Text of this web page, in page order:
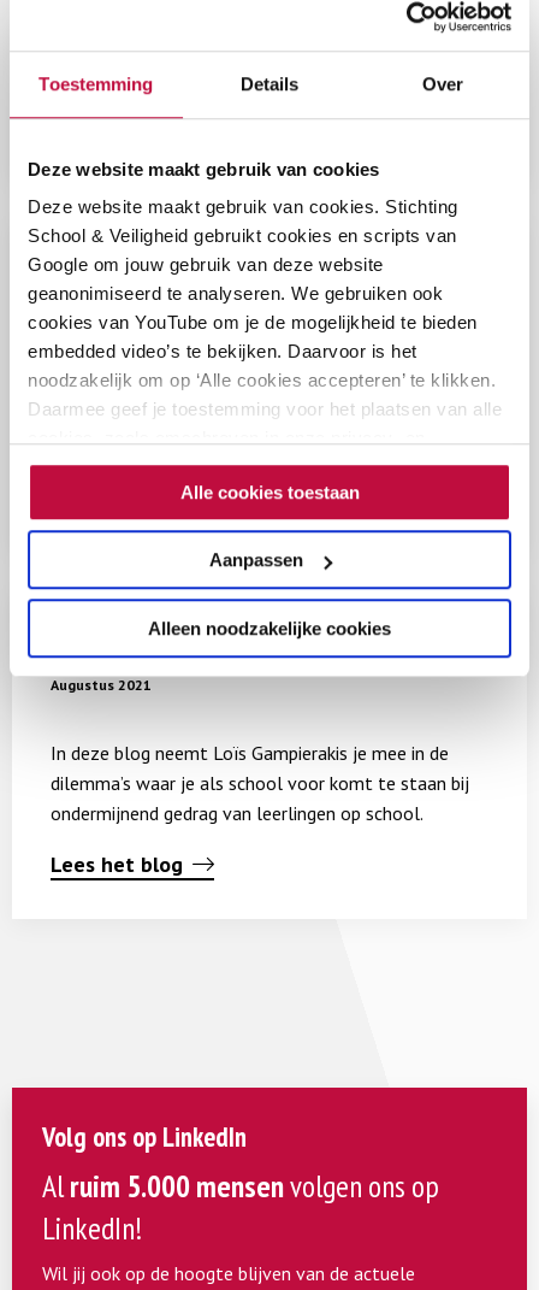
Toestemming Details Over
Deze website maakt gebruik van cookies
Deze website maakt gebruik van cookies. Stichting
School & Veiligheid gebruikt cookies en scripts van
Google om jouw gebruik van deze website
geanonimiseerd te analyseren. We gebruiken ook
cookies van YouTube om je de mogelijkheid te bieden
embedded video’s te bekijken. Daarvoor is het
noodzakelijk om op ‘Alle cookies accepteren’ te klikken.
Daarmee geef je toestemming voor het plaatsen van alle
cookieverklaring. Als je niet alle cookies accepteert, dan
kun je geen video's bekijken.Alle cookies toestaan
Aanpassen
Alleen noodzakelijke cookies
werken
aan
seksuele
had met juf Saar. Haar verhalen tonen de uitdagingen
school bij het werken aan seksuele integriteit.
Lees het blog
Lees
meer
over
Ervaren
crisismanager?
Liever
niet!
Ervaren crisismanager? Liever niet!
September 2021
In deze blog deelt crisisadviseur Lynn Louwe tips van
schoolleiders die kunnen helpen als je te maken krijgt
met een calamiteit op school.
Lees het blog
Lees
over
Ondermijnend
school
Ondermijnend gedrag op school
Augustus 2021
In deze blog neemt Loïs Gampierakis je mee in de
dilemma’s waar je als school voor komt te staan bij
ondermijnend gedrag van leerlingen op school.
Lees het blog
Volg ons op LinkedIn
Alruim 5.000 mensenvolgen ons op
LinkedIn!
Wil jij ook op de hoogte blijven van de actuele